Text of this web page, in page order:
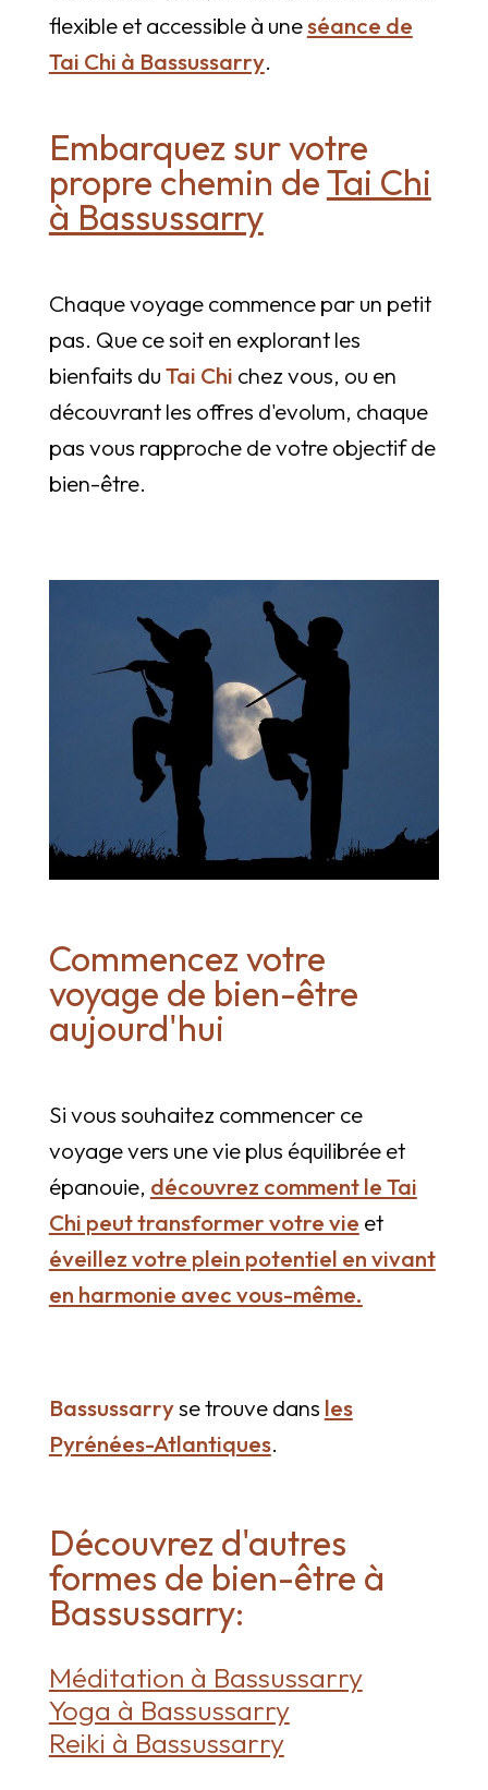
flexible et accessible à uneséance de
Tai Chi à Bassussarry.
Embarquez sur votre
propre chemin deTai Chi
à Bassussarry
Chaque voyage commence par un petit
pas. Que ce soit en explorant les
bienfaits duTai Chi chez vous, ou en
découvrant les offres d'evolum, chaque
pas vous rapproche de votre objectif de
bien-être.
Commencez votre
voyage de bien-être
aujourd'hui
Si vous souhaitez commencer ce
voyage vers une vie plus équilibrée et
épanouie, découvrez comment le Tai
Chi peut transformer votre vie et
éveillez votre plein potentiel en vivant
en harmonie avec vous-même.
Bassussarryse trouve dans les
Pyrénées-Atlantiques.
Découvrez d'autres
formes de bien-être à
Bassussarry:
Méditation à Bassussarry
Yoga à Bassussarry
Reiki à Bassussarry